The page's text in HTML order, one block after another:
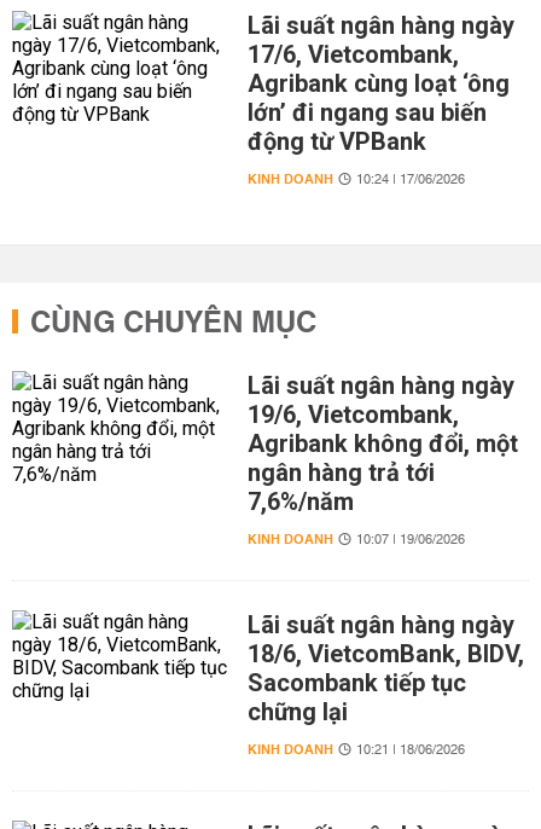
Lãi suất ngân hàng ngày
17/6, Vietcombank,
Agribank cùng loạt ‘ông
lớn’ đi ngang sau biến
động từ VPBank
KINH DOANH 10:24 | 17/06/2026
CÙNG CHUYÊN MỤC
Lãi suất ngân hàng ngày
19/6, Vietcombank,
Agribank không đổi, một
ngân hàng trả tới
7,6%/năm
KINH DOANH 10:07 | 19/06/2026
Lãi suất ngân hàng ngày
18/6, VietcomBank, BIDV,
Sacombank tiếp tục
chững lại
KINH DOANH 10:21 | 18/06/2026